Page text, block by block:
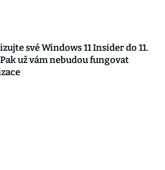
své Windows 11 Insider do 11.
už vám nebudou fungovat